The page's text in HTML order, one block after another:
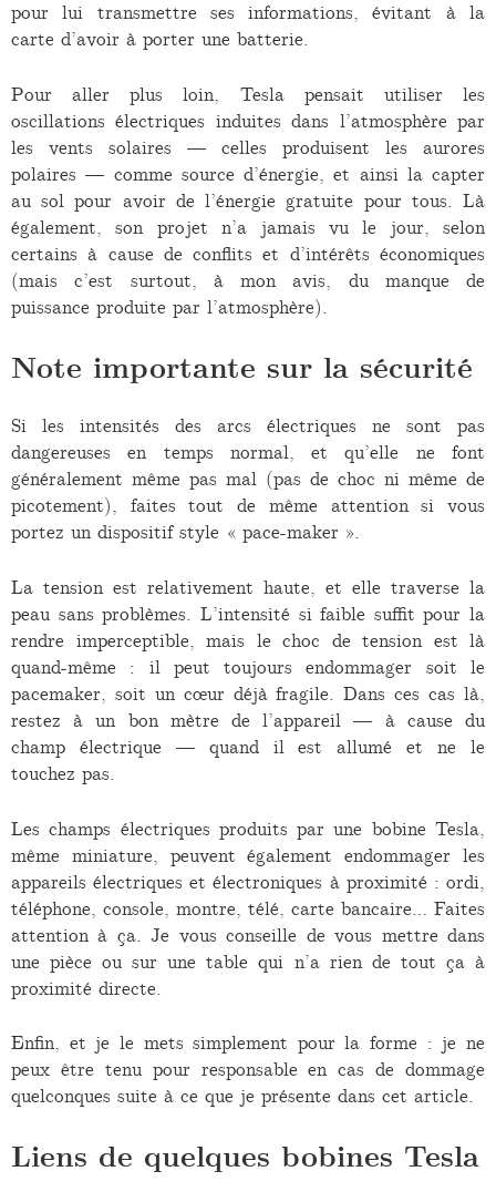
pour lui transmettre ses informations, évitant à la
carte d’avoir à porter une batterie.
Pour aller plus loin, Tesla pensait utiliser les
oscillations électriques induites dans l’atmosphère par
les vents solaires — celles produisent les aurores
polaires — comme source d’énergie, et ainsi la capter
au sol pour avoir de l’énergie gratuite pour tous. Là
également, son projet n’a jamais vu le jour, selon
certains à cause de conflits et d’intérêts économiques
(mais c’est surtout, à mon avis, du manque de
puissance produite par l’atmosphère).
Note importante sur la sécurité
Si les intensités des arcs électriques ne sont pas
dangereuses en temps normal, et qu’elle ne font
généralement même pas mal (pas de choc ni même de
picotement), faites tout de même attention si vous
portez un dispositif style « pace-maker ».
La tension est relativement haute, et elle traverse la
peau sans problèmes. L’intensité si faible suffit pour la
rendre imperceptible, mais le choc de tension est là
quand-même : il peut toujours endommager soit le
pacemaker, soit un cœur déjà fragile. Dans ces cas là,
restez à un bon mètre de l’appareil — à cause du
champ électrique — quand il est allumé et ne le
touchez pas.
Les champs électriques produits par une bobine Tesla,
même miniature, peuvent également endommager les
appareils électriques et électroniques à proximité : ordi,
téléphone, console, montre, télé, carte bancaire… Faites
attention à ça. Je vous conseille de vous mettre dans
une pièce ou sur une table qui n’a rien de tout ça à
proximité directe.
Enfin, et je le mets simplement pour la forme : je ne
peux être tenu pour responsable en cas de dommage
quelconques suite à ce que je présente dans cet article.
Liens de quelques bobines Tesla